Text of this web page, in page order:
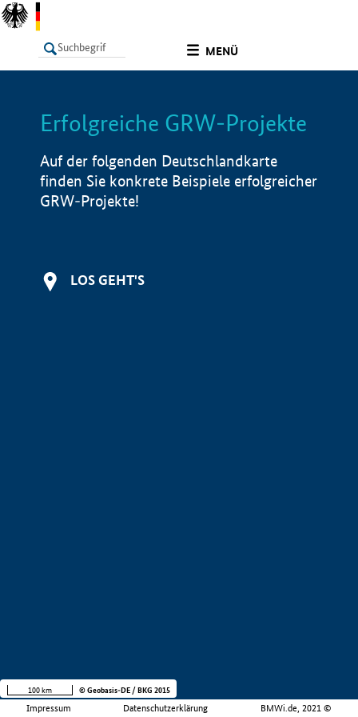
MENÜ
LISTE Info
Erfolgreiche GRW-Projekte
Auf der folgenden Deutschlandkarte
finden Sie konkrete Beispiele erfolgreicher
GRW-Projekte!
LOS GEHT'S
Impressum Datenschutzerklärung BMWi.de, 2021 ©
100 km © Geobasis-DE / BKG 2015